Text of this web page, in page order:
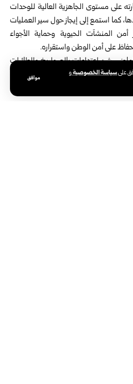
علىسياسة الخصوصيةو
موافق
على مستوى الجاهزية العالية للوحدات
كما استمع إلى إيجاز حول سير العمليات
أمن المنشآت الحيوية وحماية الأجواء
على أمن الوطن واستقراره.
شن اعتداءات بالصواريخ والطائرات
بالمنطقة، ما أوقع ضحايا وألحق أضراراً
في اعقاب الضربات العسكرية الأمريكية